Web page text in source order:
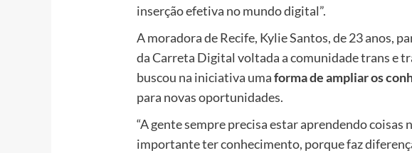
inserção efetiva no mundo digital”.
A moradora de Recife, Kylie Santos, de 23 anos,
da Carreta Digital voltada a comunidade trans e
buscou na iniciativa umaforma de ampliar os
para novas oportunidades.
“A gente sempre precisa estar aprendendo coisas
importante ter conhecimento, porque faz